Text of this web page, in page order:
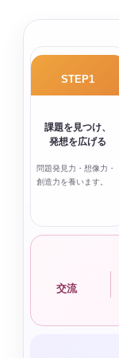
STEP1
課題を見つけ、
発想を広げる
問題発見力・想像力・
創造力を養います。
交流